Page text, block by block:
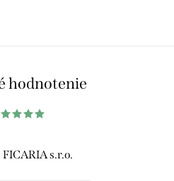
hodnotenie
s.r.o.